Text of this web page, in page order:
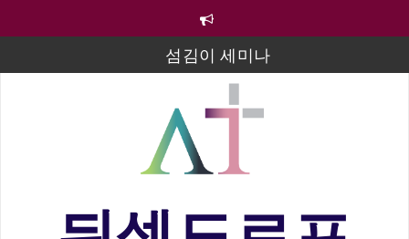
섬김이 세미나
김태희 자매 졸업연주
2023년 어린이 주일 유초등부 발표
라합3 나라 봉헌송
은퇴사-우선화 권사